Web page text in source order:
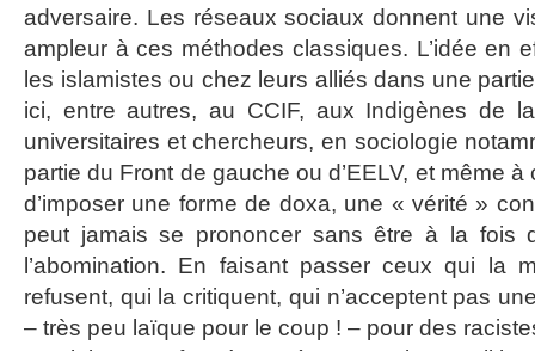
adversaire. Les réseaux sociaux donnent une
ampleur à ces méthodes classiques. L’idée en
les islamistes ou chez leurs alliés dans une
ici, entre autres, au CCIF, aux Indigènes de
universitaires et chercheurs, en sociologie
partie du Front de gauche ou d’EELV, et même
d’imposer une forme de doxa, une « vérité »
peut jamais se prononcer sans être à la fois
l’abomination. En faisant passer ceux qui la
refusent, qui la critiquent, qui n’acceptent pas
– très peu laïque pour le coup ! – pour des